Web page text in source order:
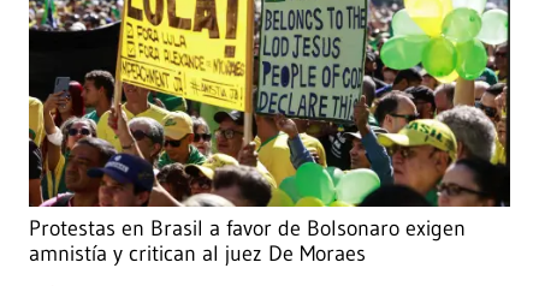
Protestas en Brasil a favor de Bolsonaro exigen
amnistía y critican al juez De Moraes